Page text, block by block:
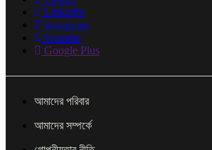
Linkedin
Instagram
Youtube
Google Plus
আমাদের পরিবার
আমাদের সম্পর্কে